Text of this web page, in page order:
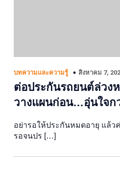
บทความและความรู้ สิงหาคม 7,
ต่อประกันรถยนต์ล่วง
วางแผนก่อน…อุ่นใจก
อย่ารอให้ประกันหมดอายุ แล้
รอจนปร […]